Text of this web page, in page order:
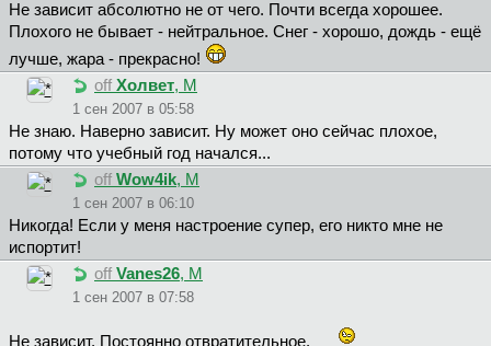
Не зависит абсолютно не от чего. Почти всегда хорошее.
Плохого не бывает - нейтральное. Снег - хорошо, дождь - ещё
лучше, жара - прекрасно!
off Холвет, М
1 сен 2007 в 05:58
Не знаю. Наверно зависит. Ну может оно сейчас плохое,
потому что учебный год начался...
off Wow4ik, М
1 сен 2007 в 06:10
Никогда! Если у меня настроение супер, его никто мне не
испортит!
off Vanes26, М
1 сен 2007 в 07:58
Не зависит. Постоянно отвратительное.